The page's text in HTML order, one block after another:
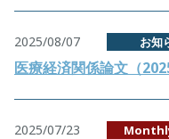
2025/08/07 お知
医療経済関係論文（
2025/07/23